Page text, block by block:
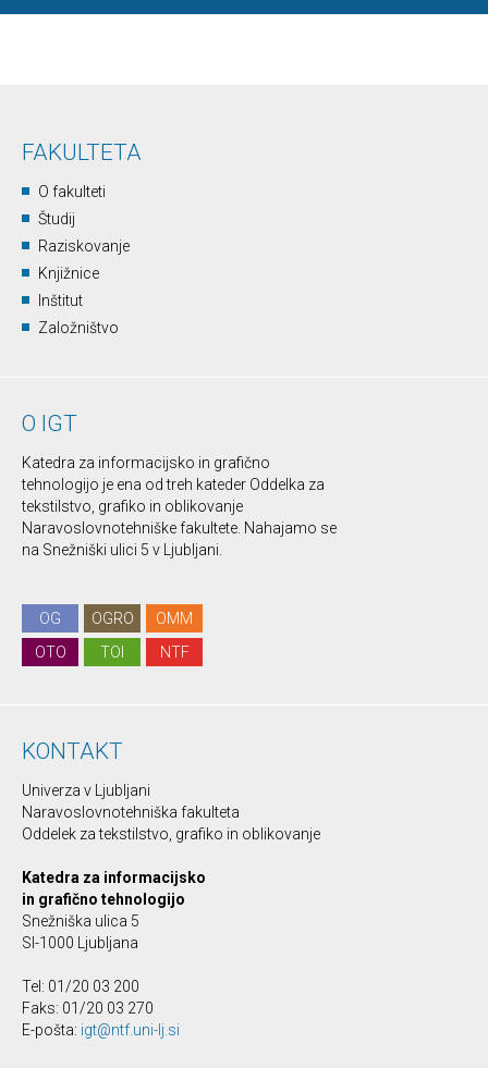
FAKULTETA
O fakulteti
Študij
Raziskovanje
Knjižnice
Inštitut
Založništvo
O IGT
Katedra za informacijsko in grafično
tehnologijo je ena od treh kateder Oddelka za
tekstilstvo, grafiko in oblikovanje
Naravoslovnotehniške fakultete. Nahajamo se
na Snežniški ulici 5 v Ljubljani.
OG OGRO
OMM
OTO
TOI NTF
KONTAKT
Univerza v Ljubljani
Naravoslovnotehniška fakulteta
Oddelek za tekstilstvo, grafiko in oblikovanje
Katedra za informacijsko
in grafično tehnologijo
Snežniška ulica 5
SI-1000 Ljubljana
Tel: 01/20 03 200
Faks: 01/20 03 270
E-pošta: igt@ntf.uni-lj.si